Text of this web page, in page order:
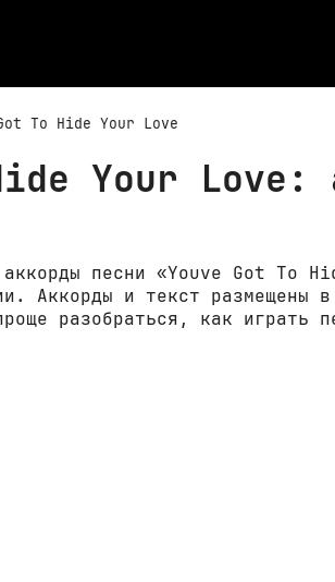
To Hide Your Love
Your Love:
песни «Youve Got To
Аккорды и текст размещены
разобраться, как играть